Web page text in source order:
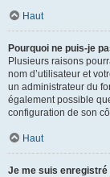
Haut
Pourquoi ne puis-je
Plusieurs raisons
nom d’utilisateur et
un administrateur du
également possible
configuration de son
Haut
Je me suis enregistré